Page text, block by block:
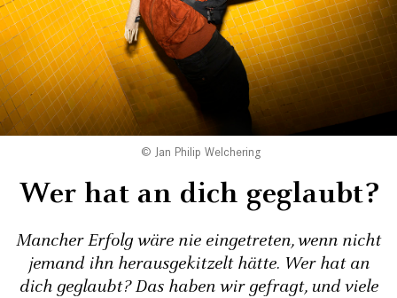
Jan Philip Welchering
Wer hat an dich geglaubt?
Mancher Erfolg wäre nie eingetreten, wenn nicht
jemand ihn herausgekitzelt hätte. Wer hat an
dich geglaubt? Das haben wir gefragt, und viele